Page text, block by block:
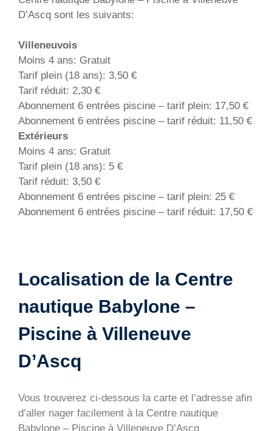
D’Ascq sont les suivants:
Villeneuvois
Moins 4 ans: Gratuit
Tarif plein (18 ans): 3,50 €
Tarif réduit: 2,30 €
Abonnement 6 entrées piscine – tarif plein: 17,50 €
Abonnement 6 entrées piscine – tarif réduit: 11,50 €
Extérieurs
Moins 4 ans: Gratuit
Tarif plein (18 ans): 5 €
Tarif réduit: 3,50 €
Abonnement 6 entrées piscine – tarif plein: 25 €
Abonnement 6 entrées piscine – tarif réduit: 17,50 €
Localisation de la Centre
nautique Babylone –
Piscine à Villeneuve
D’Ascq
Vous trouverez ci-dessous la carte et l’adresse afin
d’aller nager facilement à la Centre nautique
Babylone – Piscine à Villeneuve D’Ascq